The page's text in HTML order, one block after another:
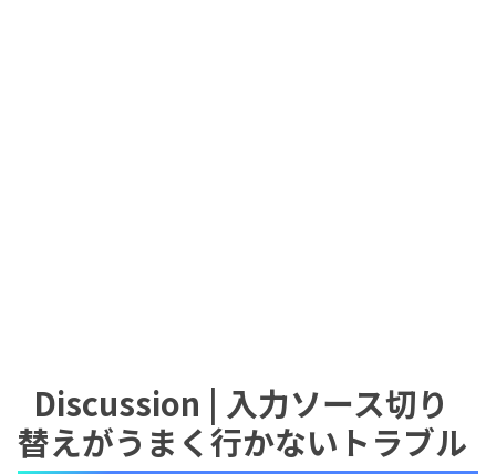
Discussion | 入力ソース切り
替えがうまく行かないトラブル